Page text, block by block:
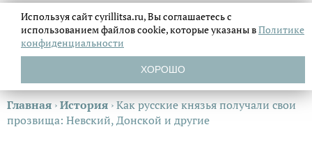
Главная ›История ›Как русские князья получали свои
прозвища: Невский, Донской и другие
Используя сайт cyrillitsa.ru, Вы соглашаетесь с
использованием файловcookie, которые указаны вПолитике
конфиденциальности
ХОРОШО